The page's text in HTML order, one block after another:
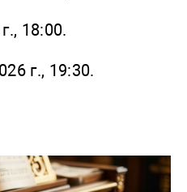
18:00.
г., 19:30.